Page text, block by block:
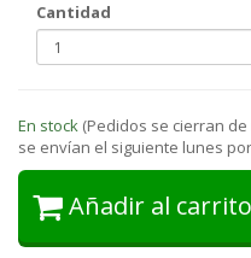
Cantidad
En stock (Pedidos se cierran
se envían el siguiente lunes
Añadir al carrito